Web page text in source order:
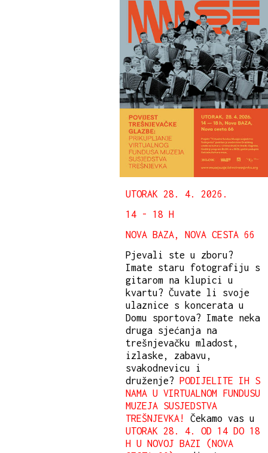
UTORAK 28. 4. 2026.
14 - 18 H
NOVA BAZA, NOVA CESTA 66
Pjevali ste u zboru?
Imate staru fotografiju s
gitarom na klupici u
kvartu? Čuvate li svoje
ulaznice s koncerata u
Domu sportova? Imate neka
druga sjećanja na
trešnjevačku mladost,
izlaske, zabavu,
svakodnevicu i
druženje? PODIJELITE IH S
NAMA U VIRTUALNOM FUNDUSU
MUZEJA SUSJEDSTVA
TREŠNJEVKA!
Čekamo vas u
UTORAK 28. 4. OD 14 DO 18
H U NOVOJ BAZI (NOVA